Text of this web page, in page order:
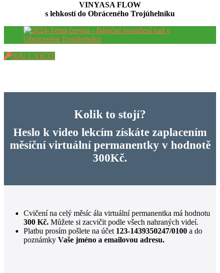
VINYASA FLOW
s lehkostí do Obráceného Trojúhelníku
JDU CVIČIT
Kolik to stojí?
Heslo k video lekcím získáte zaplacením
měsíční virtuální permanentky v hodnotě
300Kč.
Cvičení na celý měsíc ála virtuální permanentka má hodnotu
300 Kč. Můžete si zacvičit podle všech nahraných videí.
Platbu prosím pošlete na účet 123-1439350247/0100 a do
poznámky Vaše jméno a emailovou adresu.